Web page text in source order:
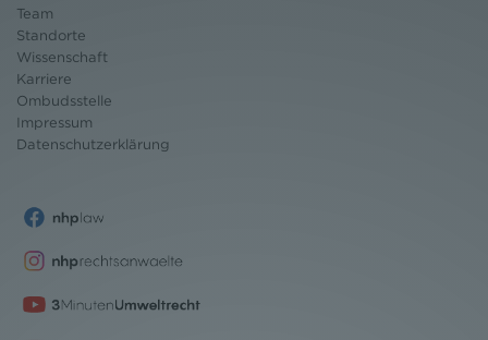
Team
Standorte
Wissenschaft
Karriere
Ombudsstelle
Impressum
Datenschutzerklärung